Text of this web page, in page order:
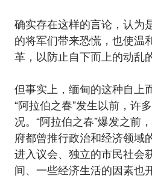
确实存在这样的言论，认为
的将军们带来恐慌，也使温
革，以防止自下而上的动乱
但事实上，缅甸的这种自上
“阿拉伯之春”发生以前，许
况。“阿拉伯之春”爆发之前
府都曾推行政治和经济领域
进入议会、独立的市民社会
间、一些经济生活的因素